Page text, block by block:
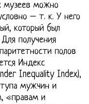
музеев можно
– т. к. У него
который был
получения
полов
Индекс
Inequality Index),
мужчин и
«правам и